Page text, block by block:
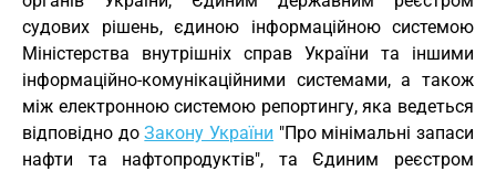
судових рішень, єдиною інформаційною системою
Міністерства внутрішніх справ України та іншими
інформаційно-комунікаційними системами, а також
між електронною системою репортингу, яка ведеться
відповідно доЗакону України "Про мінімальні запаси
нафти та нафтопродуктів", та Єдиним реєстром